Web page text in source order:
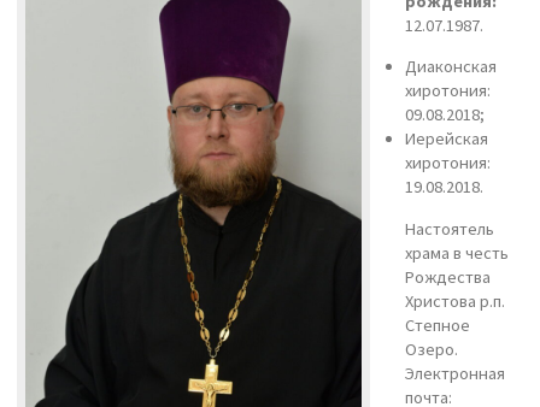
12.07.1987.
Диаконская
хиротония:
09.08.2018;
Иерейская
хиротония:
19.08.2018.
Настоятель
храма в честь
Рождества
Христова р.п.
Степное
Озеро.
Электронная
почта: